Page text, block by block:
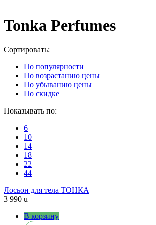
Tonka Perfumes
Cортировать:
По популярности
По возрастанию цены
По убыванию цены
По скидке
Показывать по:
6
10
14
18
22
44
Лосьон для тела ТОНКА
3 990 u
В корзину